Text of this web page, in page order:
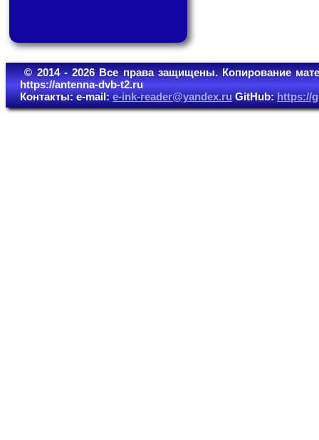
© 2014 - 2026 Все права защищены. Копирование
https://antenna-dvb-t2.ru
Контакты: e-mail:e-ink-reader@yandex.ruGitHub:https://